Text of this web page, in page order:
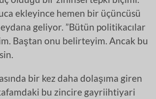
ekleyince hemen bir üçüncüsü
geliyor. ”Bütün politikacılar
Baştan onu belirteyim. Ancak bu
bir kez daha dolaşıma giren
bu zincire gayriihtiyari